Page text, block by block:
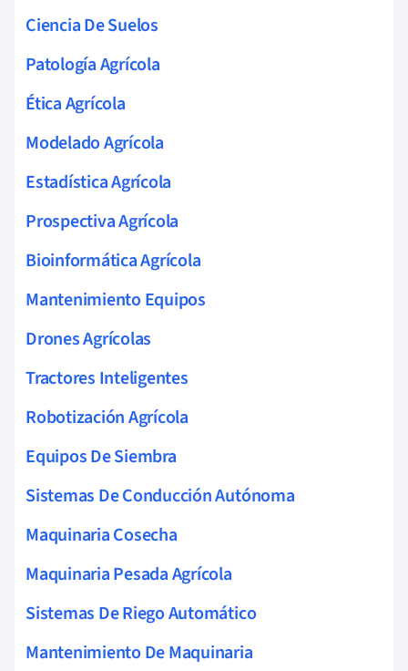
Ciencia De Suelos
Patología Agrícola
Ética Agrícola
Modelado Agrícola
Estadística Agrícola
Prospectiva Agrícola
Bioinformática Agrícola
Mantenimiento Equipos
Drones Agrícolas
Tractores Inteligentes
Robotización Agrícola
Equipos De Siembra
Sistemas De Conducción Autónoma
Maquinaria Cosecha
Maquinaria Pesada Agrícola
Sistemas De Riego Automático
Mantenimiento De Maquinaria